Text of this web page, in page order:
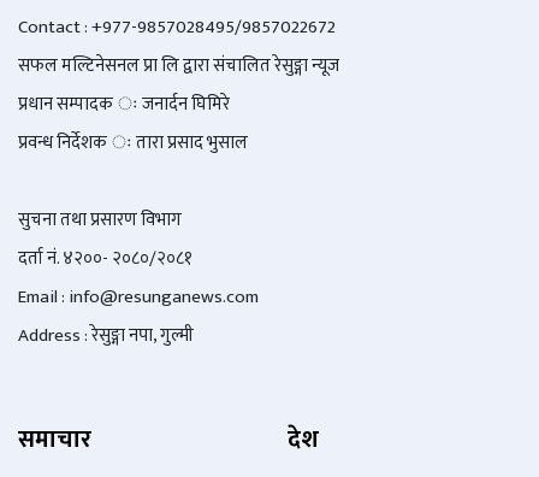
Contact : +977-9857028495/9857022672
सफल मल्टिनेसनल प्रा लि द्वारा संचालित रेसुङ्गा न्यूज
प्रधान सम्पादक ः जनार्दन घिमिरे
प्रवन्ध निर्देशक ः तारा प्रसाद भुसाल
सुचना तथा प्रसारण विभाग
दर्ता नं. ४२००- २०८०/२०८१
Email : info@resunganews.com
Address : रेसुङ्गा नपा, गुल्मी
समाचार देश